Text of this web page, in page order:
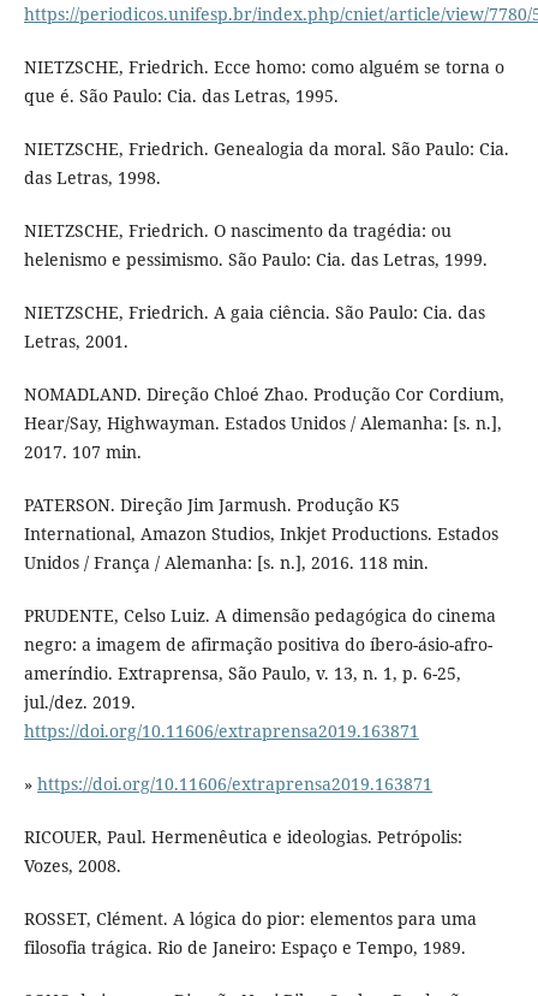
https://periodicos.unifesp.br/index.php/cniet/article/view/7780/
NIETZSCHE, Friedrich. Ecce homo: como alguém se torna o
que é. São Paulo: Cia. das Letras, 1995.
NIETZSCHE, Friedrich. Genealogia da moral. São Paulo: Cia.
das Letras, 1998.
NIETZSCHE, Friedrich. O nascimento da tragédia: ou
helenismo e pessimismo. São Paulo: Cia. das Letras, 1999.
NIETZSCHE, Friedrich. A gaia ciência. São Paulo: Cia. das
Letras, 2001.
NOMADLAND. Direção Chloé Zhao. Produção Cor Cordium,
Hear/Say, Highwayman. Estados Unidos / Alemanha: [s. n.],
2017. 107 min.
PATERSON. Direção Jim Jarmush. Produção K5
International, Amazon Studios, Inkjet Productions. Estados
Unidos / França / Alemanha: [s. n.], 2016. 118 min.
PRUDENTE, Celso Luiz. A dimensão pedagógica do cinema
negro: a imagem de afirmação positiva do íbero-ásio-afro-
ameríndio. Extraprensa, São Paulo, v. 13, n. 1, p. 6-25,
jul./dez. 2019.
https://doi.org/10.11606/extraprensa2019.163871
» https://doi.org/10.11606/extraprensa2019.163871
RICOUER, Paul. Hermenêutica e ideologias. Petrópolis:
Vozes, 2008.
ROSSET, Clément. A lógica do pior: elementos para uma
filosofia trágica. Rio de Janeiro: Espaço e Tempo, 1989.